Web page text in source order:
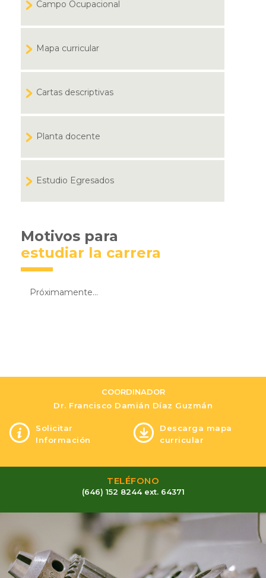
Campo Ocupacional
Mapa curricular
Cartas descriptivas
Planta docente
Estudio Egresados
Motivos para
estudiar la carrera
Próximamente...
COORDINADOR
Dr. Francisco Damián Díaz Guzmán
Solicitar
Información
Descarga mapa
curricular
TELÉFONO
(646) 152 8244 ext. 64371